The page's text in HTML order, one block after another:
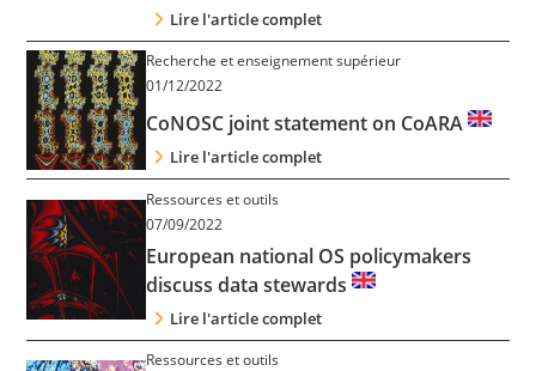
Lire l'article complet
Recherche et enseignement supérieur
01/12/2022
CoNOSC joint statement on CoARA
Lire l'article complet
Ressources et outils
07/09/2022
European national OS policymakers
discuss data stewards
Lire l'article complet
Ressources et outils